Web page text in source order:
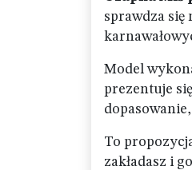
sprawdza się
Model
prezentuje
To
zakładasz i